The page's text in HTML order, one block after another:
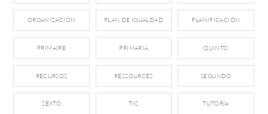
ORGANIZACIÓN PLAN DE IGUALDAD PLANIFICACIÓN
PRIMAIRE PRIMARIA QUINTO
RECURSOS RESSOURCES SEGUNDO
SEXTO TIC TUTORÍA